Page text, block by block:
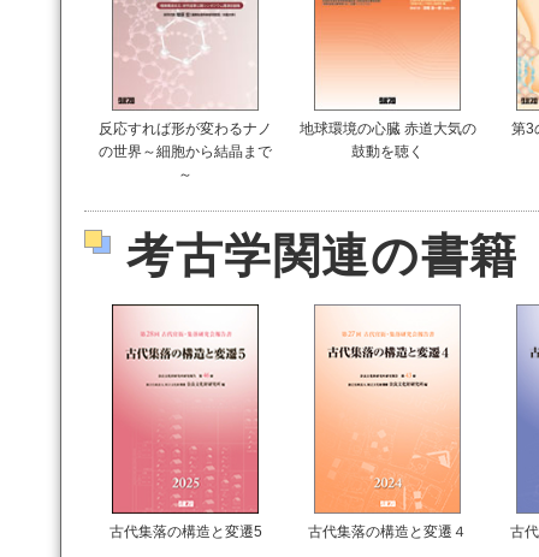
反応すれば形が変わるナノ
の世界～細胞から結晶まで
～
地球環境の心臓 赤道大気の
鼓動を聴く
第3
考古学関連の書籍
古代集落の構造と変遷5 古代集落の構造と変遷４ 古